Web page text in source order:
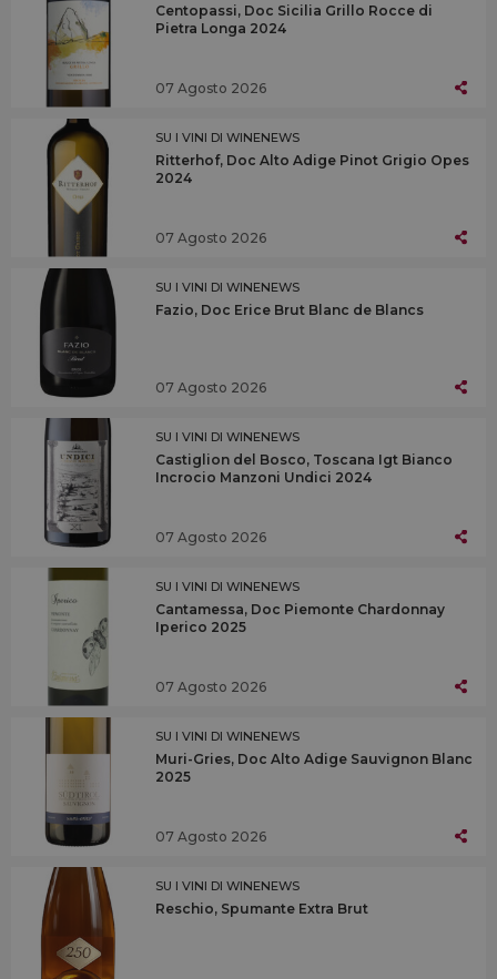
Centopassi, Doc Sicilia Grillo Rocce di
Pietra Longa 2024
07 Agosto 2026
SU I VINI DI WINENEWS
Ritterhof, Doc Alto Adige Pinot Grigio Opes
2024
07 Agosto 2026
SU I VINI DI WINENEWS
Fazio, Doc Erice Brut Blanc de Blancs
07 Agosto 2026
SU I VINI DI WINENEWS
Castiglion del Bosco, Toscana Igt Bianco
Incrocio Manzoni Undici 2024
07 Agosto 2026
SU I VINI DI WINENEWS
Cantamessa, Doc Piemonte Chardonnay
Iperico 2025
07 Agosto 2026
SU I VINI DI WINENEWS
Muri-Gries, Doc Alto Adige Sauvignon Blanc
2025
07 Agosto 2026
SU I VINI DI WINENEWS
Reschio, Spumante Extra Brut